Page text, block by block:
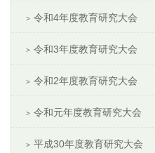
令和4年度教育研究大会
令和3年度教育研究大会
令和2年度教育研究大会
令和元年度教育研究大会
平成30年度教育研究大会